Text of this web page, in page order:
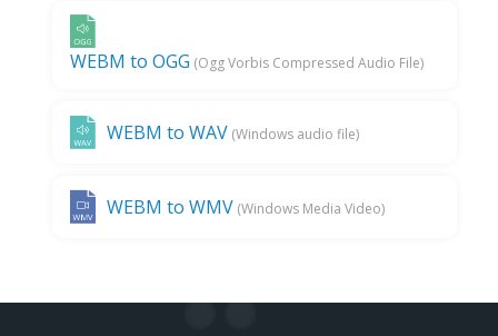
WEBM to OGG (Ogg Vorbis Compressed Audio File)
WEBM to WAV (Windows audio file)
WEBM to WMV (Windows Media Video)